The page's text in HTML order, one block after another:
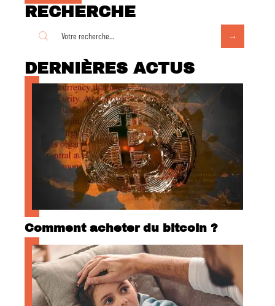
RECHERCHE
DERNIÈRES ACTUS
Comment acheter du bitcoin ?